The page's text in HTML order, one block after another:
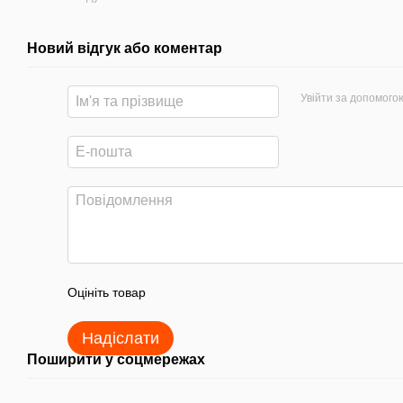
Новий відгук або коментар
Увійти за
Оцініть товар
Надіслати
Поширити у соцмережах